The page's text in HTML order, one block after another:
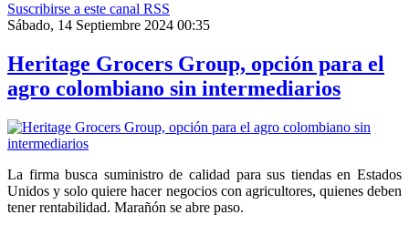
Suscribirse a este canal RSS
Sábado, 14 Septiembre 2024 00:35
Heritage Grocers Group, opción para el
agro colombiano sin intermediarios
La firma busca suministro de calidad para sus tiendas en Estados
Unidos y solo quiere hacer negocios con agricultores, quienes deben
tener rentabilidad. Marañón se abre paso.